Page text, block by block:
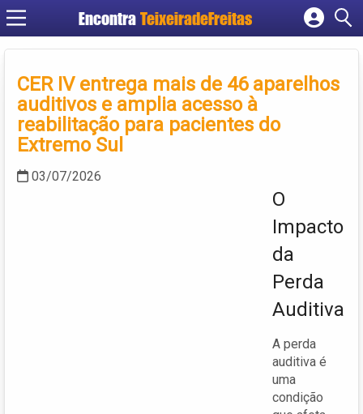
Encontra TeixeiradeFreitas
Cadastrar empresa
Criar conta
CER IV entrega mais de 46 aparelhos
auditivos e amplia acesso à
reabilitação para pacientes do
Extremo Sul
03/07/2026
O
Impacto
da
Perda
Auditiva
A perda
auditiva é
uma
condição